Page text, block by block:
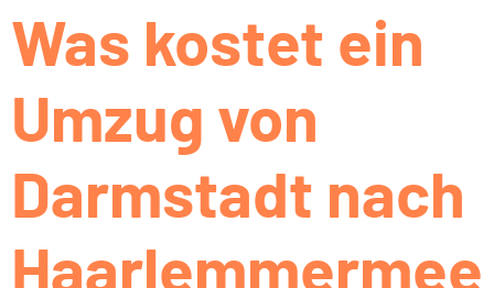
Was kostet ein
Umzug von
Darmstadt nach
Haarlemmermee